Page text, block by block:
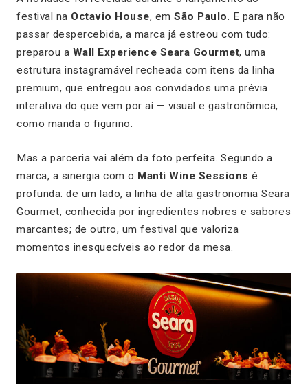
festival na Octavio House, em São Paulo. E para não
passar despercebida, a marca já estreou com tudo:
preparou a Wall Experience Seara Gourmet, uma
estrutura instagramável recheada com itens da linha
premium, que entregou aos convidados uma prévia
interativa do que vem por aí — visual e gastronômica,
como manda o figurino.
Mas a parceria vai além da foto perfeita. Segundo a
marca, a sinergia com o Manti Wine Sessions é
profunda: de um lado, a linha de alta gastronomia Seara
Gourmet, conhecida por ingredientes nobres e sabores
marcantes; de outro, um festival que valoriza
momentos inesquecíveis ao redor da mesa.